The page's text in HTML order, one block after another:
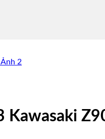
Kawasaki